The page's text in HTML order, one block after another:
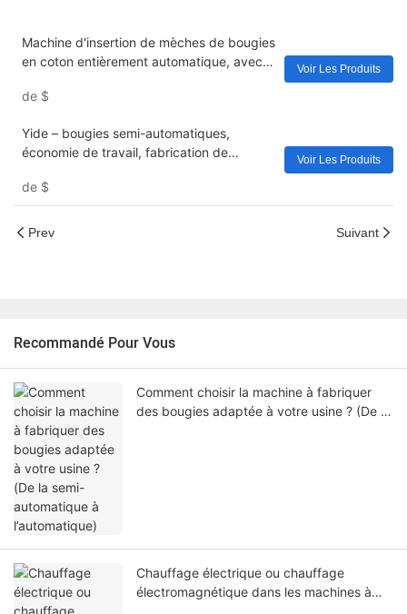
Machine d'insertion de mèches de bougies
en coton entièrement automatique, avec
en pot
de $
Voir Les Produits
Yide – bougies semi-automatiques,
économie de travail, fabrication de
verres/boîtes/conteneurs de bougies
parfumées, états-unis/royaume-uni/au/
de $
Voir Les Produits
Prev Suivant
Recommandé Pour Vous
Comment choisir la machine à fabriquer
des bougies adaptée à votre usine ? (De la
Chauffage électrique ou chauffage
électromagnétique dans les machines à